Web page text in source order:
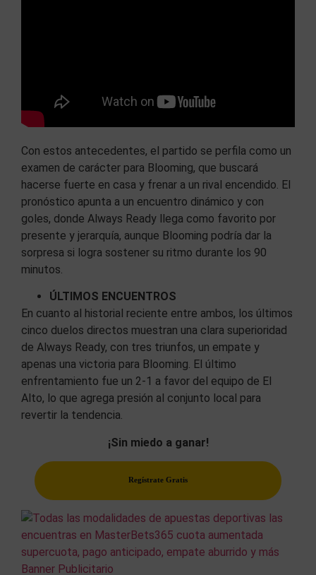
Con estos antecedentes, el partido se perfila como un
examen de carácter para Blooming, que buscará
hacerse fuerte en casa y frenar a un rival encendido. El
pronóstico apunta a un encuentro dinámico y con
goles, donde Always Ready llega como favorito por
presente y jerarquía, aunque Blooming podría dar la
sorpresa si logra sostener su ritmo durante los 90
minutos.
ÚLTIMOS ENCUENTROS
En cuanto al historial reciente entre ambos, los últimos
cinco duelos directos muestran una clara superioridad
de Always Ready, con tres triunfos, un empate y
apenas una victoria para Blooming. El último
enfrentamiento fue un 2-1 a favor del equipo de El
Alto, lo que agrega presión al conjunto local para
revertir la tendencia.
¡Sin miedo a ganar!
Regístrate Gratis